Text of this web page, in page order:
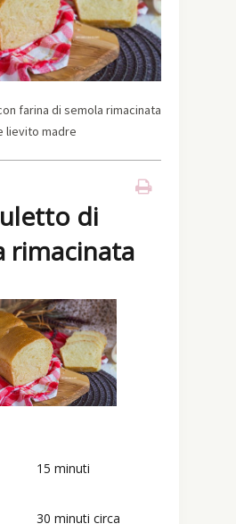
di
rimacinata
15 minuti
30 minuti circa